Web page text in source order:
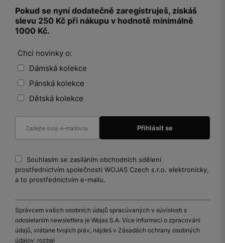
Pokud se nyní dodatečně zaregistruješ, získáš
slevu 250 Kč při nákupu v hodnotě minimálně
1000 Kč.
Chci novinky o:
Dámská kolekce
Pánská kolekce
Dětská kolekce
Souhlasím se zasíláním obchodních sdělení
prostřednictvím společnosti WOJAS Czech s.r.o. elektronicky,
a to prostřednictvím e-mailu.
Správcem vašich osobních údajů spracúvaných v súvislosti s
odosielaním newslettera je Wojas S.A. Více informací o zpracování
údajů, vrátane tvojich práv, nájdeš v Zásadách ochrany osobných
údajov: rozbal